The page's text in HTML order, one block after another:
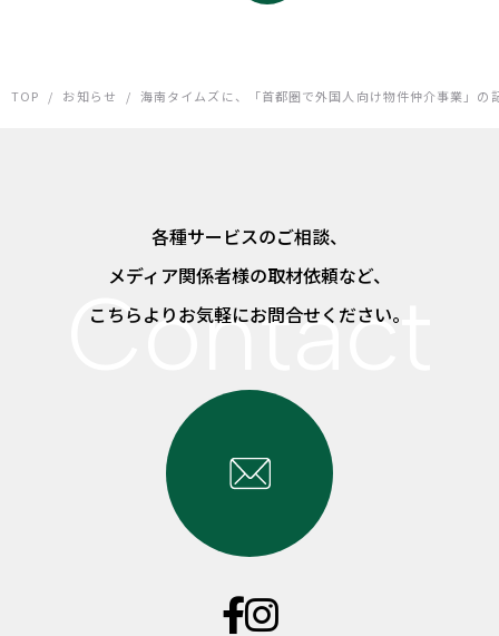
TOP / お知らせ / 海南タイムズに、「首都圏で外国人向け物件仲介事業」の
各種サービスのご相談、
メディア関係者様の取材依頼など、
こちらよりお気軽にお問合せください。